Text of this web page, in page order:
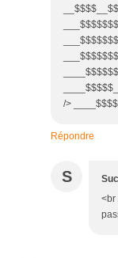
/>
Répondre
S
<br